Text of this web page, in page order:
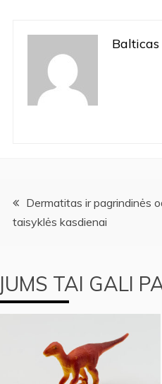
Balticas
Navigacija
tarp
įrašų
Dermatitas ir pagrindinės
taisyklės kasdienai
JUMS TAI GALI